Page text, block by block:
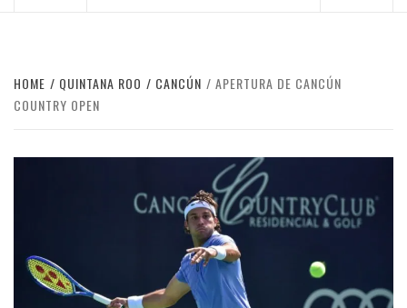
HOME QUINTANA ROO CANCÚN
APERTURA DE CANCÚN
COUNTRY OPEN